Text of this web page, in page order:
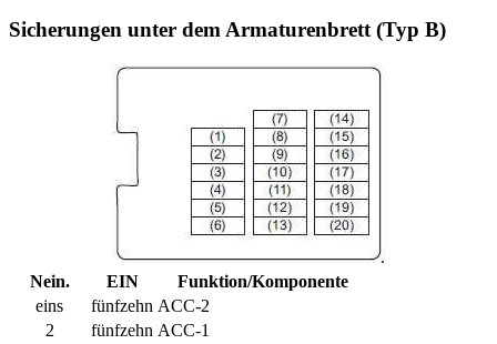
Sicherungen unter dem Armaturenbrett (Typ B)
Nein. EIN
Funktion/Komponente
eins
fünfzehn ACC-2
2
fünfzehn ACC-1